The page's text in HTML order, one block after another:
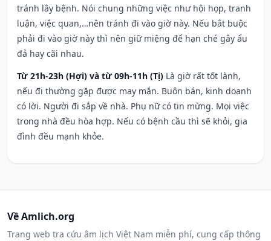
tránh lây bệnh. Nói chung những việc như hội họp, tranh
luận, việc quan,…nên tránh đi vào giờ này. Nếu bắt buộc
phải đi vào giờ này thì nên giữ miệng để hạn ché gây ẩu
đả hay cãi nhau.
Từ 21h-23h (Hợi) và từ 09h-11h (Tị) Là giờ rất tốt lành,
nếu đi thường gặp được may mắn. Buôn bán, kinh doanh
có lời. Người đi sắp về nhà. Phụ nữ có tin mừng. Mọi việc
trong nhà đều hòa hợp. Nếu có bệnh cầu thì sẽ khỏi, gia
đình đều mạnh khỏe.
Về Amlich.org
Trang web tra cứu âm lịch Việt Nam miễn phí, cung cấp thông